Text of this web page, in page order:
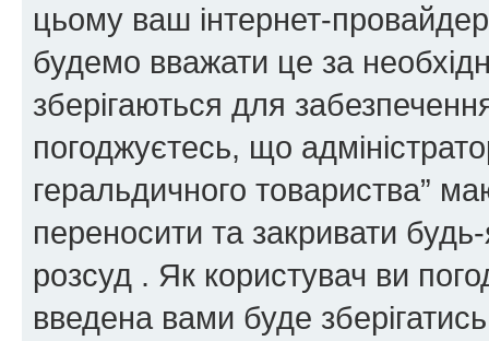
цьому ваш інтернет-
будемо вважати це за
зберігаються для
погоджуєтесь, що
геральдичного товариства”
переносити та закривати
розсуд . Як користувач ви
введена вами буде